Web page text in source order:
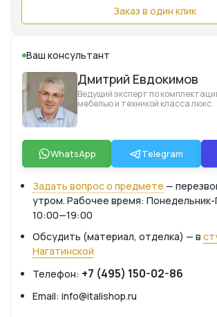
Заказ в один клик
Ваш консультант
Дмитрий Евдокимов
Ведущий эксперт по
мебелью и техникой класса люкс
WhatsApp Telegram
Задать вопрос о предмете —
утром. Рабочее время:
10:00—19:00
Обсудить (материал, отделка) — в
Нагатинской
Телефон: +7 (495) 150-02-86
Email: info@italishop.ru